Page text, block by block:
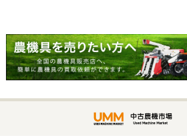
が、今後も農機具を買う際はのう
ようと思います。
写真と現物が違いすぎる